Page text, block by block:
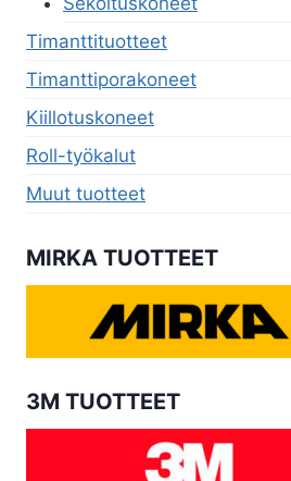
Timanttituotteet
Timanttiporakoneet
Kiillotuskoneet
Roll-työkalut
Muut tuotteet
MIRKA TUOTTEET
3M TUOTTEET